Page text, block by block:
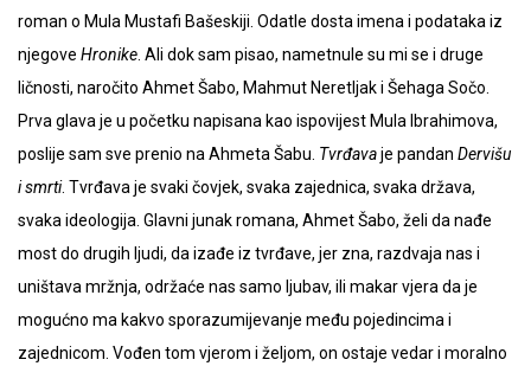
roman o Mula Mustafi Bašeskiji. Odatle dosta imena i podataka iz
njegove Hronike . Ali dok sam pisao, nametnule su mi se i druge
ličnosti, naročito Ahmet Šabo, Mahmut Neretljak i Šehaga Sočo.
Prva glava je u početku napisana kao ispovijest Mula Ibrahimova,
poslije sam sve prenio na Ahmeta Šabu. Tvrđavaje pandan Dervišu
i smrti. Tvrđava je svaki čovjek, svaka zajednica, svaka država,
svaka ideologija. Glavni junak romana, Ahmet Šabo, želi da nađe
most do drugih ljudi, da izađe iz tvrđave, jer zna, razdvaja nas i
uništava mržnja, održaće nas samo ljubav, ili makar vjera da je
mogućno ma kakvo sporazumijevanje među pojedincima i
zajednicom. Vođen tom vjerom i željom, on ostaje vedar i moralno